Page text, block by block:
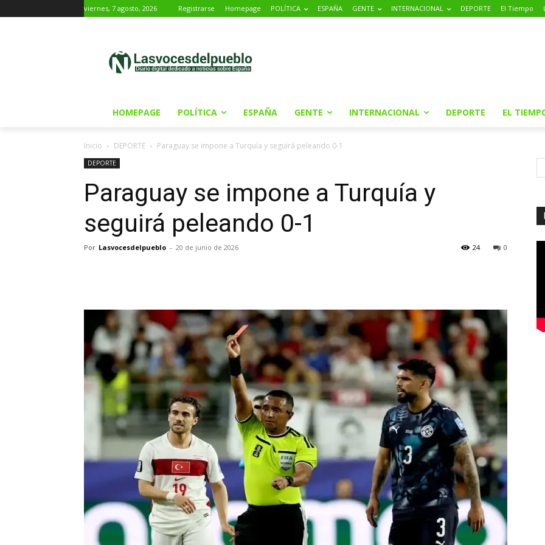
viernes, 7 agosto, 2026 Registrarse Homepage POLÍTICA ESPAÑA GENTE INTERNACIONAL DEPORTE El Tiempo
HOMEPAGE POLÍTICA ESPAÑA GENTE INTERNACIONAL DEPORTE EL
Inicio DEPORTE Paraguay se impone a Turquía y seguirá peleando 0-1
DEPORTE
Paraguay se impone a Turquía y
seguirá peleando 0-1
Por Lasvocesdelpueblo - 20 de junio de 2026 0
24